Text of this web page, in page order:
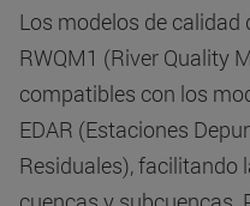
Los modelos de calidad
RWQM1 (River Quality
compatibles con los
EDAR (Estaciones
Residuales), facilitando